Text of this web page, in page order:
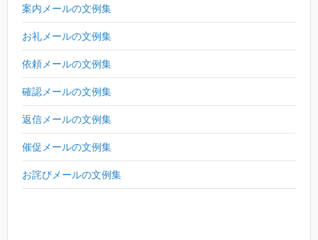
案内メールの文例集
お礼メールの文例集
依頼メールの文例集
確認メールの文例集
返信メールの文例集
催促メールの文例集
お詫びメールの文例集